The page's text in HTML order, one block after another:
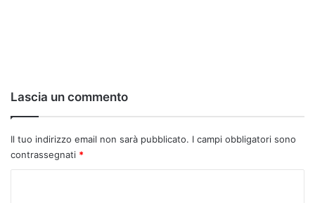
Lascia un commento
Il tuo indirizzo email non sarà pubblicato. I campi obbligatori sono
contrassegnati *